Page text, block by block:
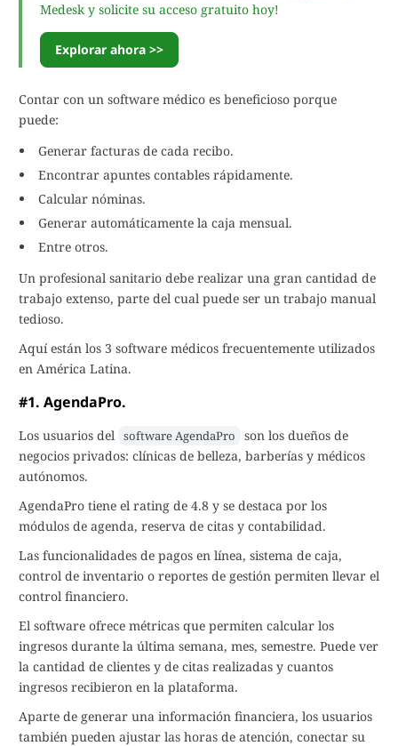
Medesk y solicite su acceso gratuito hoy!
Explorar ahora >>
Contar con un software médico es beneficioso porque
puede:
Generar facturas de cada recibo.
Encontrar apuntes contables rápidamente.
Calcular nóminas.
Generar automáticamente la caja mensual.
Entre otros.
Un profesional sanitario debe realizar una gran cantidad de
trabajo extenso, parte del cual puede ser un trabajo manual
tedioso.
Aquí están los 3 software médicos frecuentemente utilizados
en América Latina.
#1. AgendaPro.
Los usuarios del software AgendaPro
son los dueños de
negocios privados: clínicas de belleza, barberías y médicos
autónomos.
AgendaPro tiene el rating de 4.8 y se destaca por los
módulos de agenda, reserva de citas y contabilidad.
Las funcionalidades de pagos en línea, sistema de caja,
control de inventario o reportes de gestión permiten llevar el
control financiero.
El software ofrece métricas que permiten calcular los
ingresos durante la última semana, mes, semestre. Puede ver
la cantidad de clientes y de citas realizadas y cuantos
ingresos recibieron en la plataforma.
Aparte de generar una información financiera, los usuarios
también pueden ajustar las horas de atención, conectar su